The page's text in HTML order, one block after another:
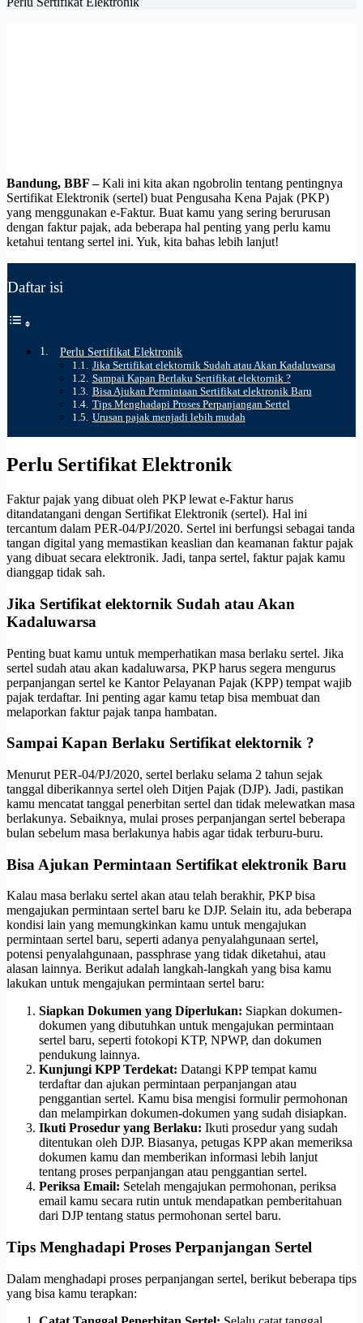
Bandung, BBF –Kali ini kita akan ngobrolin tentang pentingnya
Sertifikat Elektronik (sertel) buat Pengusaha Kena Pajak (PKP)
yang menggunakan e-Faktur. Buat kamu yang sering berurusan
dengan faktur pajak, ada beberapa hal penting yang perlu kamu
ketahui tentang sertel ini. Yuk, kita bahas lebih lanjut!
Daftar isi
Perlu Sertifikat Elektronik
Jika Sertifikat elektornik Sudah atau Akan Kadaluwarsa
Sampai Kapan Berlaku Sertifikat elektornik ?
Bisa Ajukan Permintaan Sertifikat elektronik Baru
Tips Menghadapi Proses Perpanjangan Sertel
Urusan pajak menjadi lebih mudah
Perlu Sertifikat Elektronik
Faktur pajak yang dibuat oleh PKP lewat e-Faktur harus
ditandatangani dengan Sertifikat Elektronik (sertel). Hal ini
tercantum dalam PER-04/PJ/2020. Sertel ini berfungsi sebagai tanda
tangan digital yang memastikan keaslian dan keamanan faktur pajak
yang dibuat secara elektronik. Jadi, tanpa sertel, faktur pajak kamu
dianggap tidak sah.
Jika Sertifikat elektornik Sudah atau Akan
Kadaluwarsa
Penting buat kamu untuk memperhatikan masa berlaku sertel. Jika
sertel sudah atau akan kadaluwarsa, PKP harus segera mengurus
perpanjangan sertel ke Kantor Pelayanan Pajak (KPP) tempat wajib
pajak terdaftar. Ini penting agar kamu tetap bisa membuat dan
melaporkan faktur pajak tanpa hambatan.
Sampai Kapan Berlaku Sertifikat elektornik ?
Menurut PER-04/PJ/2020, sertel berlaku selama 2 tahun sejak
tanggal diberikannya sertel oleh Ditjen Pajak (DJP). Jadi, pastikan
kamu mencatat tanggal penerbitan sertel dan tidak melewatkan masa
berlakunya. Sebaiknya, mulai proses perpanjangan sertel beberapa
bulan sebelum masa berlakunya habis agar tidak terburu-buru.
Bisa Ajukan Permintaan Sertifikat elektronik Baru
Kalau masa berlaku sertel akan atau telah berakhir, PKP bisa
mengajukan permintaan sertel baru ke DJP. Selain itu, ada beberapa
kondisi lain yang memungkinkan kamu untuk mengajukan
permintaan sertel baru, seperti adanya penyalahgunaan sertel,
potensi penyalahgunaan, passphrase yang tidak diketahui, atau
alasan lainnya. Berikut adalah langkah-langkah yang bisa kamu
lakukan untuk mengajukan permintaan sertel baru:
Siapkan Dokumen yang Diperlukan: Siapkan dokumen-
dokumen yang dibutuhkan untuk mengajukan permintaan
sertel baru, seperti fotokopi KTP, NPWP, dan dokumen
pendukung lainnya.
Kunjungi KPP Terdekat: Datangi KPP tempat kamu
terdaftar dan ajukan permintaan perpanjangan atau
penggantian sertel. Kamu bisa mengisi formulir permohonan
dan melampirkan dokumen-dokumen yang sudah disiapkan.
Ikuti Prosedur yang Berlaku: Ikuti prosedur yang sudah
ditentukan oleh DJP. Biasanya, petugas KPP akan memeriksa
dokumen kamu dan memberikan informasi lebih lanjut
tentang proses perpanjangan atau penggantian sertel.
Periksa Email: Setelah mengajukan permohonan, periksa
email kamu secara rutin untuk mendapatkan pemberitahuan
dari DJP tentang status permohonan sertel baru.
Tips Menghadapi Proses Perpanjangan Sertel
Dalam menghadapi proses perpanjangan sertel, berikut beberapa tips
yang bisa kamu terapkan: